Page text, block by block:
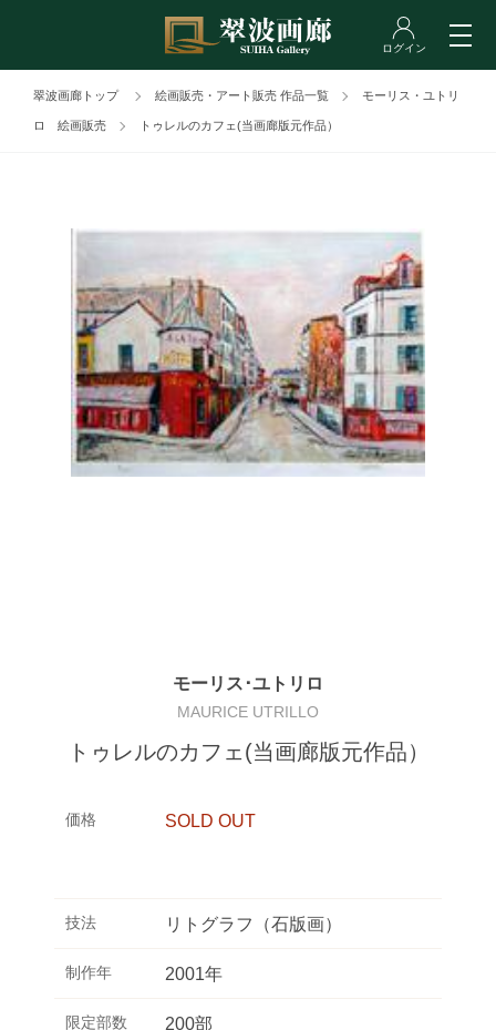
翠波画廊トップ 絵画販売・アート販売 作品一覧 モーリス・ユトリ
ロ 絵画販売 トゥレルのカフェ(当画廊版元作品）
モーリス･ユトリロ
MAURICE UTRILLO
トゥレルのカフェ(当画廊版元作品）
価格 SOLD OUT
技法 リトグラフ（石版画）
制作年 2001年
限定部数 200部